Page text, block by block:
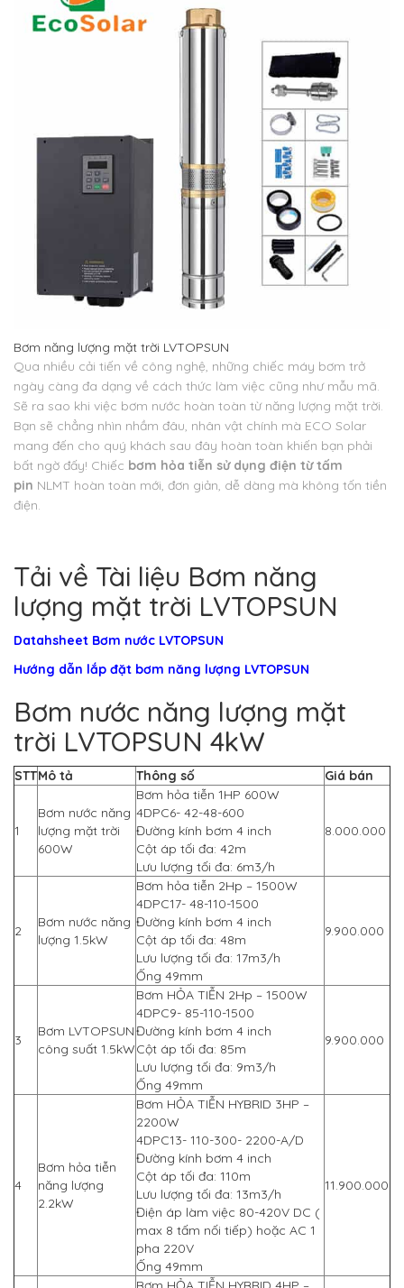
Bơm năng lượng mặt trời LVTOPSUN
Qua nhiều cải tiến về công nghệ, những chiếc máy bơm trở
ngày càng đa dạng về cách thức làm việc cũng như mẫu mã.
Sẽ ra sao khi việc bơm nước hoàn toàn từ năng lượng mặt trời.
Bạn sẽ chẳng nhìn nhầm đâu, nhân vật chính mà ECO Solar
mang đến cho quý khách sau đây hoàn toàn khiến bạn phải
bất ngờ đấy! Chiếc bơm hỏa tiễn sử dụng điện từ tấm
pin NLMT hoàn toàn mới, đơn giản, dễ dàng mà không tốn tiền
điện.
Tải về Tài liệu Bơm năng
lượng mặt trời LVTOPSUN
Datahsheet Bơm nước LVTOPSUN
Hướng dẫn lắp đặt bơm năng lượng LVTOPSUN
Bơm nước năng lượng mặt
trời LVTOPSUN 4kW
STTMô tả Thông số Giá bán
1
Bơm nước năng
lượng mặt trời
600W
Bơm hỏa tiễn 1HP 600W
4DPC6- 42-48-600
Đường kính bơm 4 inch
Cột áp tối đa: 42m
Lưu lượng tối đa: 6m3/h
8.000.000
2
Bơm nước năng
lượng 1.5kW
Bơm hỏa tiễn 2Hp – 1500W
4DPC17- 48-110-1500
Đường kính bơm 4 inch
Cột áp tối đa: 48m
Lưu lượng tối đa: 17m3/h
Ống 49mm
9.900.000
3
Bơm LVTOPSUN
công suất 1.5kW
Bơm HỎA TIỄN 2Hp – 1500W
4DPC9- 85-110-1500
Đường kính bơm 4 inch
Cột áp tối đa: 85m
Lưu lượng tối đa: 9m3/h
Ống 49mm
9.900.000
4
Bơm hỏa tiễn
năng lượng
2.2kW
Bơm HỎA TIỄN HYBRID 3HP –
2200W
4DPC13- 110-300- 2200-A/D
Đường kính bơm 4 inch
Cột áp tối đa: 110m
Lưu lượng tối đa: 13m3/h
Điện áp làm việc 80-420V DC (
max 8 tấm nối tiếp) hoặc AC 1
pha 220V
Ống 49mm
11.900.000